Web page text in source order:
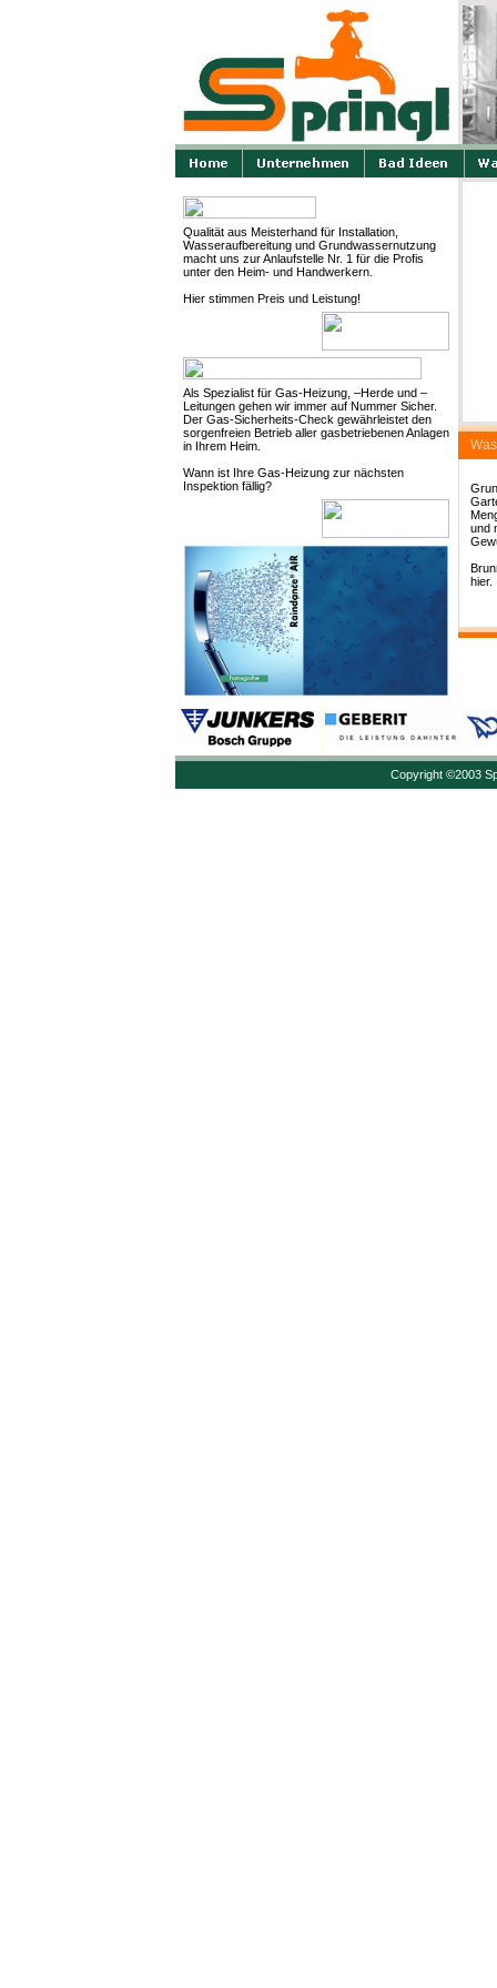
Qualität aus Meisterhand für Installation,
Wasseraufbereitung und Grundwassernutzung
macht uns zur Anlaufstelle Nr. 1 für die Profis
unter den Heim- und Handwerkern.
Hier stimmen Preis und Leistung!
Als Spezialist für Gas-Heizung, –Herde und –
Leitungen gehen wir immer auf Nummer Sicher.
Der Gas-Sicherheits-Check gewährleistet den
sorgenfreien Betrieb aller gasbetriebenen Anlagen
in Ihrem Heim.
Wann ist Ihre Gas-Heizung zur nächsten
Inspektion fällig?
und
hier.
Copyright ©2003